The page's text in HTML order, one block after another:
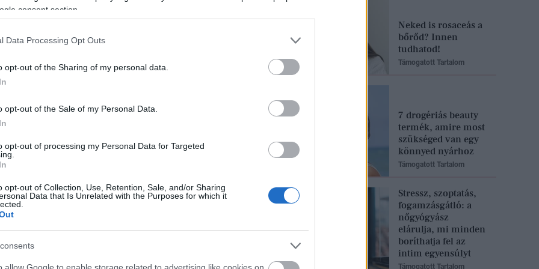
consent section.
Data Processing Opt Outs
opt-out of the Sharing of my personal data.
opt-out of the Sale of my Personal Data.
opt-out of processing my Personal Data for Targeted
opt-out of Collection, Use, Retention, Sale, and/or Sharing
Data that Is Unrelated with the Purposes for which it
allow Google to enable storage related to advertising like cookies on
- a drámai show-kat
a hétköznapi trendekről is
vegyítését többnyire elkerültük.
Persze érdemes figyelni rá, hogy a
előnyös, viszont érdemes
Neked is rosaceás a
bőrőd? Innen
tudhatod!
Támogatott Tartalom
7 drogériás beauty
termék, amire most
szükséged van egy
könnyed nyárhoz
Támogatott Tartalom
Stressz, szoptatás,
fogamzásgátló: a
nőgyógyász
elárulja, mi minden
boríthatja fel az
intim egyensúlyt
Támogatott Tartalom